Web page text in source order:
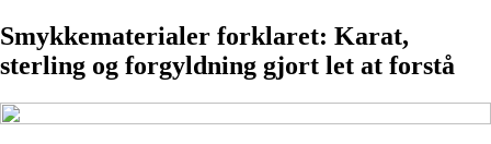
Smykkematerialer forklaret: Karat,
sterling og forgyldning gjort let at forstå